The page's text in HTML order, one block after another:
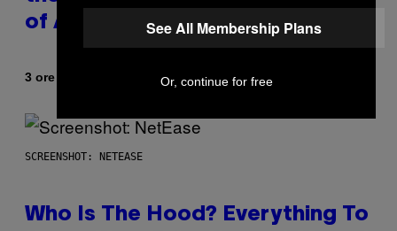
of All Time
3 ore fa Caleb Catlin
SCREENSHOT: NETEASE
Who Is The Hood? Everything To
See All Membership Plans
Or, continue for free